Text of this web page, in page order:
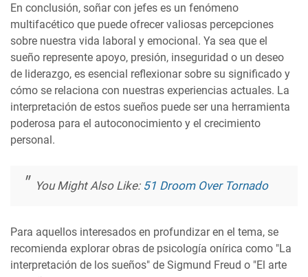
En conclusión, soñar con jefes es un fenómeno
multifacético que puede ofrecer valiosas percepciones
sobre nuestra vida laboral y emocional. Ya sea que el
sueño represente apoyo, presión, inseguridad o un deseo
de liderazgo, es esencial reflexionar sobre su significado y
cómo se relaciona con nuestras experiencias actuales. La
interpretación de estos sueños puede ser una herramienta
poderosa para el autoconocimiento y el crecimiento
personal.
You Might Also Like: 51 Droom Over Tornado
Para aquellos interesados en profundizar en el tema, se
recomienda explorar obras de psicología onírica como "La
interpretación de los sueños" de Sigmund Freud o "El arte